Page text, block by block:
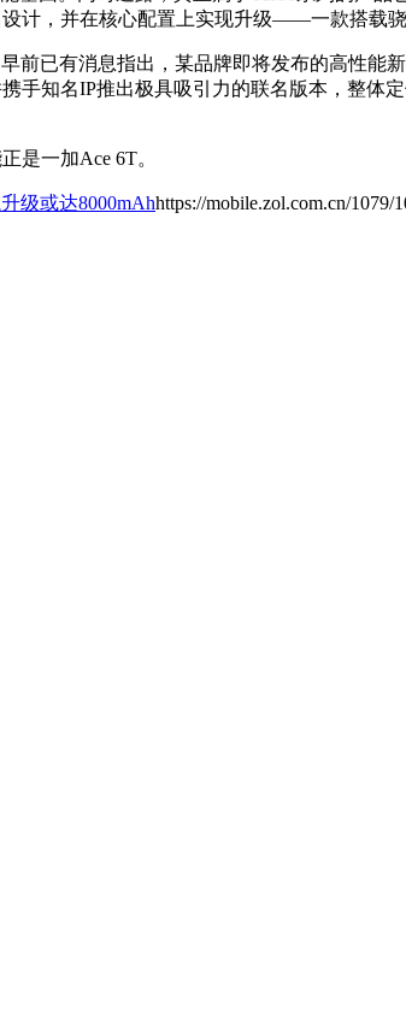
计，并在核心配置上实现升级——一款搭载骁
前已有消息指出，某品牌即将发布的高性能
知名IP推出极具吸引力的联名版本，整体
是一加Ace 6T。
级或达8000mAhhttps://mobile.zol.com.cn/1079/